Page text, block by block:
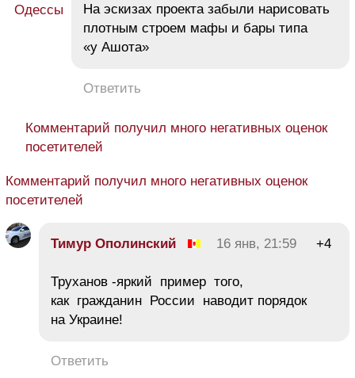
На эскизах проекта забыли нарисовать
плотным строем мафы и бары типа
«у Ашота»
Ответить
Комментарий получил много негативных оценок
посетителей
Комментарий получил много негативных оценок
посетителей
Тимур Ополинский 16 янв, 21:59 +4
Труханов -яркий пример того,
как гражданин России наводит порядок
на Украине!
Ответить